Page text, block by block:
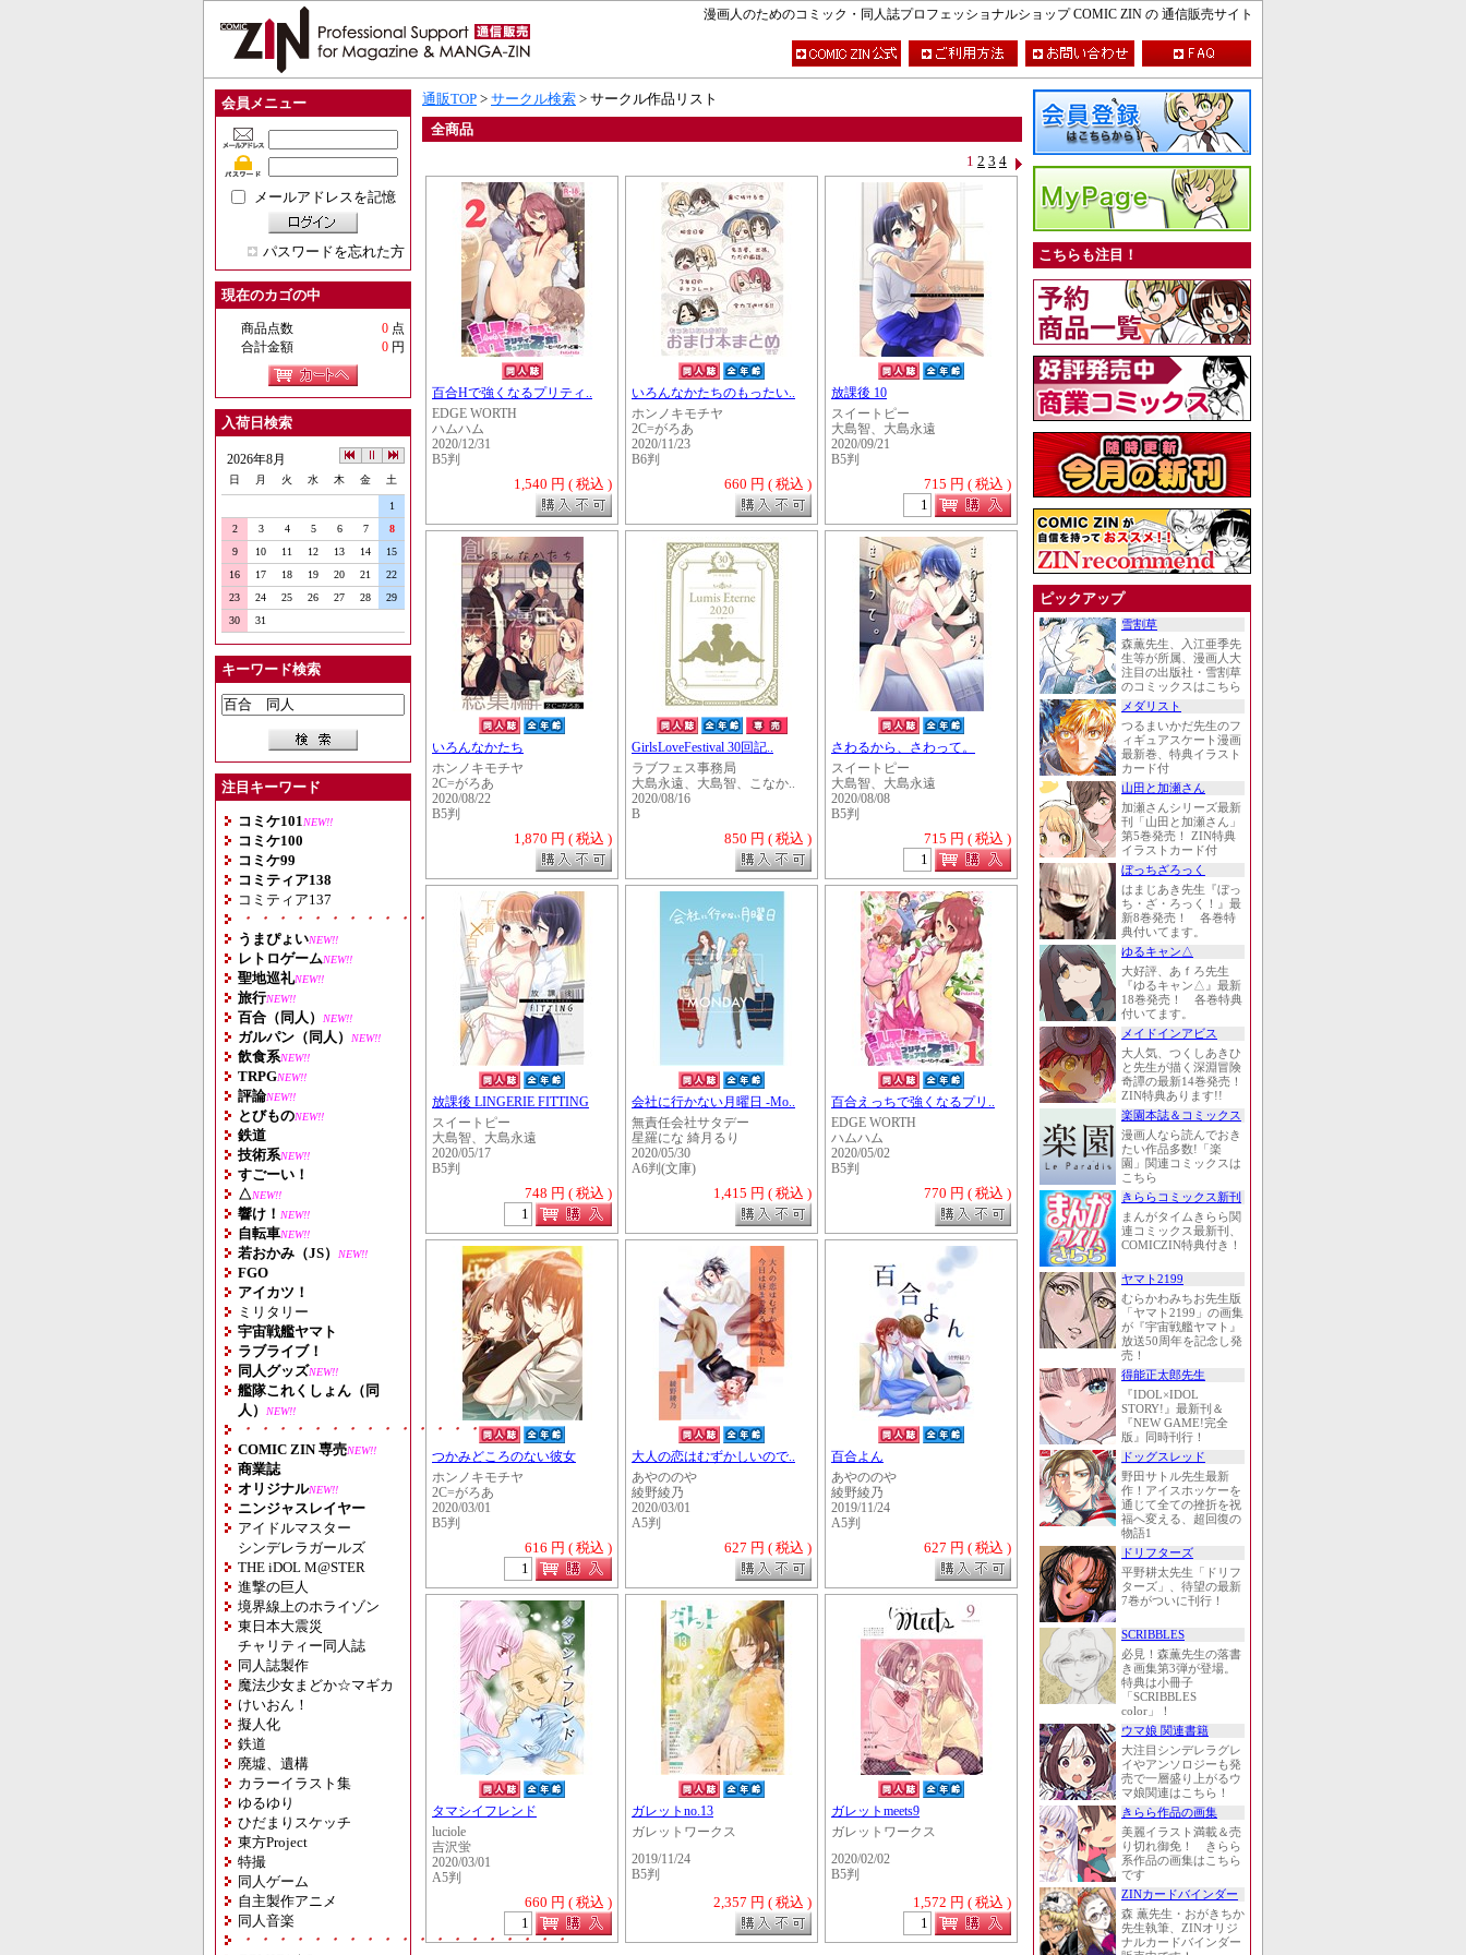
漫画人のためのコミック・同人誌プロフェッショナルショップ COMIC ZIN の 通信販売サイト
会員メニュー
メールアドレスを記憶
パスワードを忘れた方
現在のカゴの中
商品点数 0 点
合計金額
0 円
入荷日検索
2026年8月
日 月 火 水 木 金 土
1
2
3 4 5 6 7
8
9
10 11 12 13 14
15
16
17 18 19 20 21
22
23
24 25 26 27 28
29
30
31
キーワード検索
注目キーワード
コミケ101 NEW!!
コミケ100
コミケ99
コミティア138
コミティア137
・・・・・・・・・・・・・・・・・・・
うまぴょいNEW!!
レトロゲームNEW!!
聖地巡礼NEW!!
旅行NEW!!
百合（同人） NEW!!
ガルパン（同人） NEW!!
飲食系NEW!!
TRPGNEW!!
評論NEW!!
とびものNEW!!
鉄道
技術系NEW!!
すごーい！
△NEW!!
響け！ NEW!!
自転車NEW!!
若おかみ（JS） NEW!!
FGO
アイカツ！
ミリタリー
宇宙戦艦ヤマト
ラブライブ！
同人グッズNEW!!
艦隊これくしょん（同
人）
NEW!!
・・・・・・・・・・・・・・・・・・・
COMIC ZIN 専売NEW!!
商業誌
オリジナルNEW!!
ニンジャスレイヤー
アイドルマスター
シンデレラガールズ
THE iDOL M@STER
進撃の巨人
境界線上のホライゾン
東日本大震災
チャリティー同人誌
同人誌製作
魔法少女まどか☆マギカ
けいおん！
擬人化
鉄道
廃墟、遺構
カラーイラスト集
ゆるゆり
ひだまりスケッチ
東方Project
特撮
同人ゲーム
自主製作アニメ
同人音楽
・・・・・・・・・・・・・・・・・・・
通販TOP > サークル検索 > サークル作品リスト
全商品
1 2 3 4
百合Hで強くなるプリティ..
EDGE WORTH
ハムハム
2020/12/31
B5判
1,540 円 ( 税込 )
いろんなかたちのもったい..
ホンノキモチヤ
2C=がろあ
2020/11/23
B6判
660 円 ( 税込 )
放課後 10
スイートピー
大島智、大島永遠
2020/09/21
B5判
715 円 ( 税込 )
いろんなかたち
ホンノキモチヤ
2C=がろあ
2020/08/22
B5判
1,870 円 ( 税込 )
GirlsLoveFestival 30回記..
ラブフェス事務局
大島永遠、大島智、こなか..
2020/08/16
B
850 円 ( 税込 )
さわるから、さわって。
スイートピー
大島智、大島永遠
2020/08/08
B5判
715 円 ( 税込 )
放課後 LINGERIE FITTING
スイートピー
大島智、大島永遠
2020/05/17
B5判
748 円 ( 税込 )
会社に行かない月曜日 -Mo..
無責任会社サタデー
星羅にな 綺月るり
2020/05/30
A6判(文庫)
1,415 円 ( 税込 )
百合えっちで強くなるプリ..
EDGE WORTH
ハムハム
2020/05/02
B5判
770 円 ( 税込 )
つかみどころのない彼女
ホンノキモチヤ
2C=がろあ
2020/03/01
B5判
616 円 ( 税込 )
大人の恋はむずかしいので..
あやののや
綾野綾乃
2020/03/01
A5判
627 円 ( 税込 )
百合よん
あやののや
綾野綾乃
2019/11/24
A5判
627 円 ( 税込 )
タマシイフレンド
luciole
吉沢蛍
2020/03/01
A5判
660 円 ( 税込 )
ガレットno.13
ガレットワークス
2019/11/24
B5判
2,357 円 ( 税込 )
ガレットmeets9
ガレットワークス
2020/02/02
B5判
1,572 円 ( 税込 )
こちらも注目！
ピックアップ
雪割草
森薫先生、入江亜季先
生等が所属、漫画人大
注目の出版社・雪割草
のコミックスはこちら
メダリスト
つるまいかだ先生のフ
ィギュアスケート漫画
最新巻、特典イラスト
カード付
山田と加瀬さん
加瀬さんシリーズ最新
刊「山田と加瀬さん」
第5巻発売！ ZIN特典
イラストカード付
ぼっちざろっく
はまじあき先生『ぼっ
ち・ざ・ろっく！』最
新8巻発売！ 各巻特
典付いてます。
ゆるキャン△
大好評、あｆろ先生
『ゆるキャン△』最新
18巻発売！ 各巻特典
付いてます。
メイドインアビス
大人気、つくしあきひ
と先生が描く深淵冒険
奇譚の最新14巻発売！
ZIN特典あります!!
楽園本誌＆コミックス
漫画人なら読んでおき
たい作品多数!「楽
園」関連コミックスは
こちら
きららコミックス新刊
まんがタイムきらら関
連コミックス最新刊、
COMICZIN特典付き！
ヤマト2199
むらかわみちお先生版
「ヤマト2199」の画集
が『宇宙戦艦ヤマト』
放送50周年を記念し発
売！
得能正太郎先生
『IDOL×IDOL
STORY!』最新刊＆
『NEW GAME!完全
版』同時刊行！
ドッグスレッド
野田サトル先生最新
作！アイスホッケーを
通じて全ての挫折を祝
福へ変える、超回復の
物語1
ドリフターズ
平野耕太先生「ドリフ
ターズ」、待望の最新
7巻がついに刊行！
SCRIBBLES
必見！森薫先生の落書
き画集第3弾が登場。
特典は小冊子
「SCRIBBLES
color」！
ウマ娘 関連書籍
大注目シンデレラグレ
イやアンソロジーも発
売で一層盛り上がるウ
マ娘関連はこちら！
きらら作品の画集
美麗イラスト満載＆売
り切れ御免！ きらら
系作品の画集はこちら
です
ZINカードバインダー
森 薫先生・おがきちか
先生執筆、ZINオリジ
ナルカードバインダー